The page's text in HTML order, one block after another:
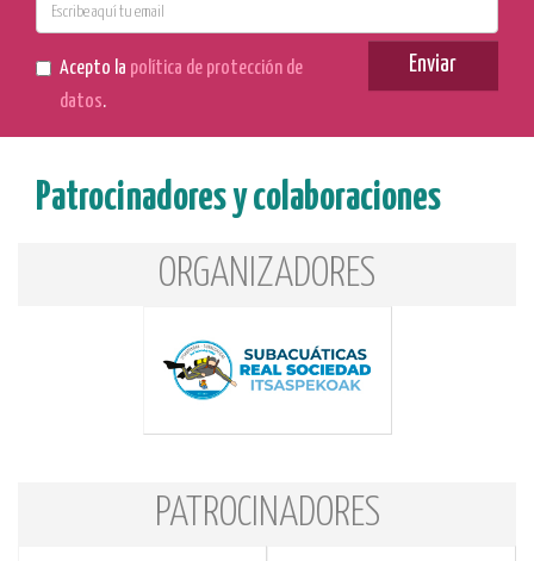
Acepto la política de protección de
datos.
Enviar
Patrocinadores y colaboraciones
ORGANIZADORES
PATROCINADORES